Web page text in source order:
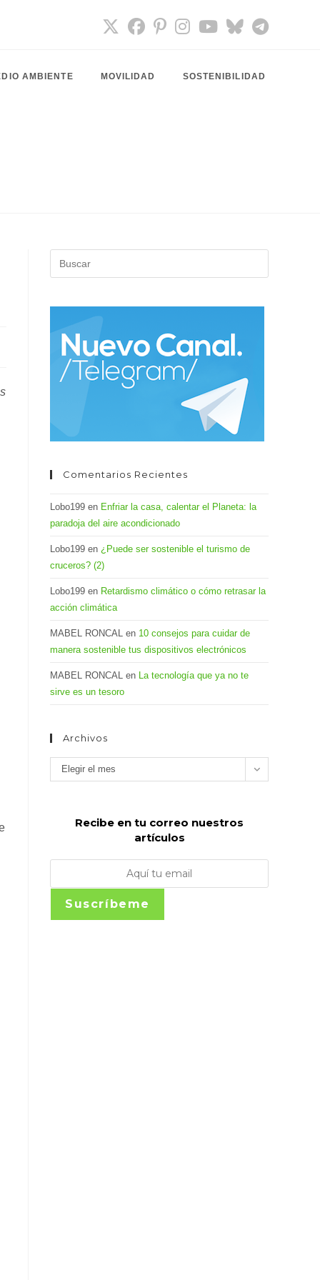
AMBIENTE MOVILIDAD SOSTENIBILIDAD
Escape
Comentarios Recientes
Lobo199 en Enfriar la casa, calentar el Planeta: la
paradoja del aire acondicionado
Lobo199 en ¿Puede ser sostenible el turismo de
cruceros? (2)
Lobo199 en Retardismo climático o cómo retrasar la
acción climática
MABEL RONCAL en 10 consejos para cuidar de
manera sostenible tus dispositivos electrónicos
MABEL RONCAL en La tecnología que ya no te
sirve es un tesoro
Archivos
Archivos
Elegir el mes
Recibe en tu correo nuestros
artículos
Suscríbeme